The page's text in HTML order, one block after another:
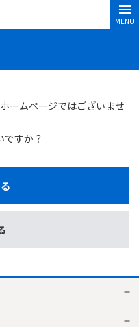
MENU
ームページではございませ
ですか？